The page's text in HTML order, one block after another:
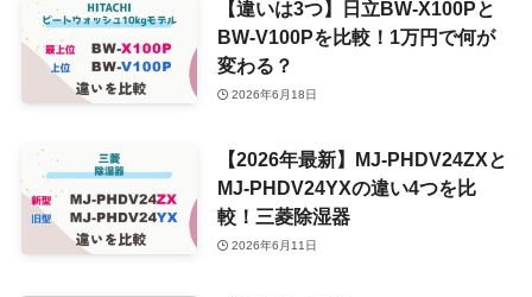
【違いは3つ】日立BW-X100Pと
BW-V100Pを比較！1万円で何が
変わる？
2026年6月18日
【2026年最新】MJ-PHDV24ZXと
MJ-PHDV24YXの違い4つを比
較！三菱除湿器
2026年6月11日